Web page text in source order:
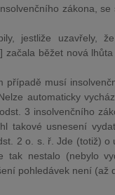
zákona,
jestliže uzavřely,
začala běžet nová
případě musí
automaticky
3 insolvenčního
takové usnesení
2 o. s. ř. Jde (totiž)
tak nestalo (nebylo
pohledávek není